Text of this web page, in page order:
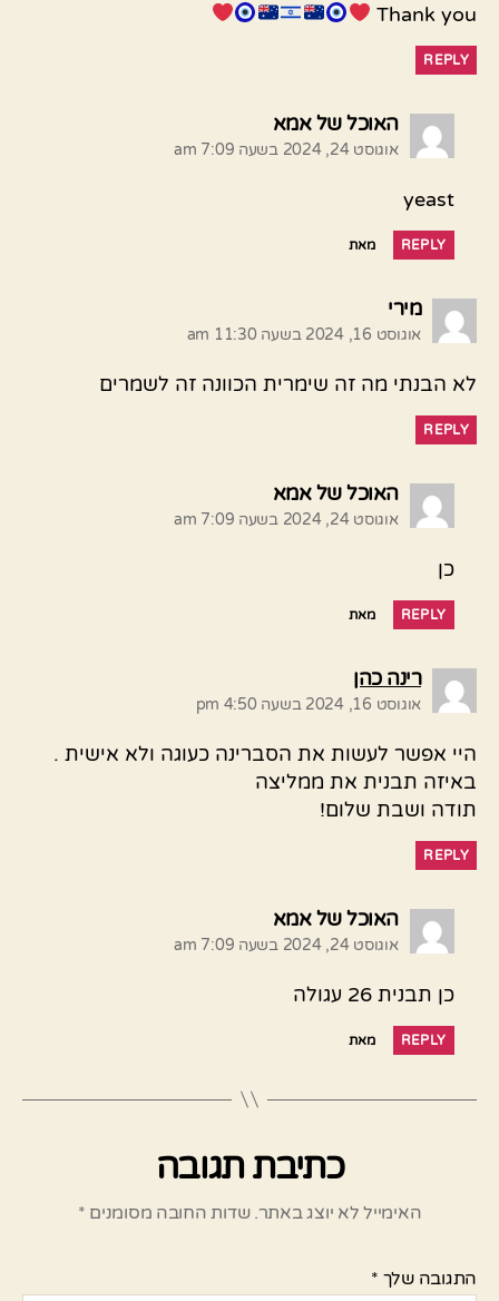
Thank you
REPLY
האוכל של אמא
אוגוסט 24, 2024 בשעה 7:09 am
yeast
REPLY מאת
מירי
אוגוסט 16, 2024 בשעה 11:30 am
לא ‏הבנתי מה זה שימרית ‏הכוונה זה לשמרים
REPLY
האוכל של אמא
אוגוסט 24, 2024 בשעה 7:09 am
כן
REPLY מאת
רינה כהן
אוגוסט 16, 2024 בשעה 4:50 pm
היי אפשר לעשות את הסברינה כעוגה ולא אישית .
באיזה תבנית את ממליצה
תודה ושבת שלום!
REPLY
האוכל של אמא
אוגוסט 24, 2024 בשעה 7:09 am
כן תבנית 26 עגולה
REPLY מאת
כתיבת תגובה
האימייל לא יוצג באתר. שדות החובה מסומנים *
התגובה שלך *